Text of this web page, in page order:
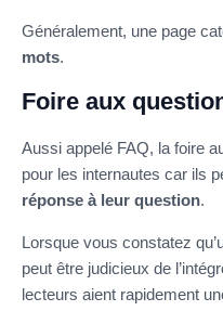
Généralement, une page
mots.
Foire aux
Aussi appelé FAQ, la foire
pour les internautes car ils
réponse à leur question.
Lorsque vous constatez
peut être judicieux de
lecteurs aient rapidement